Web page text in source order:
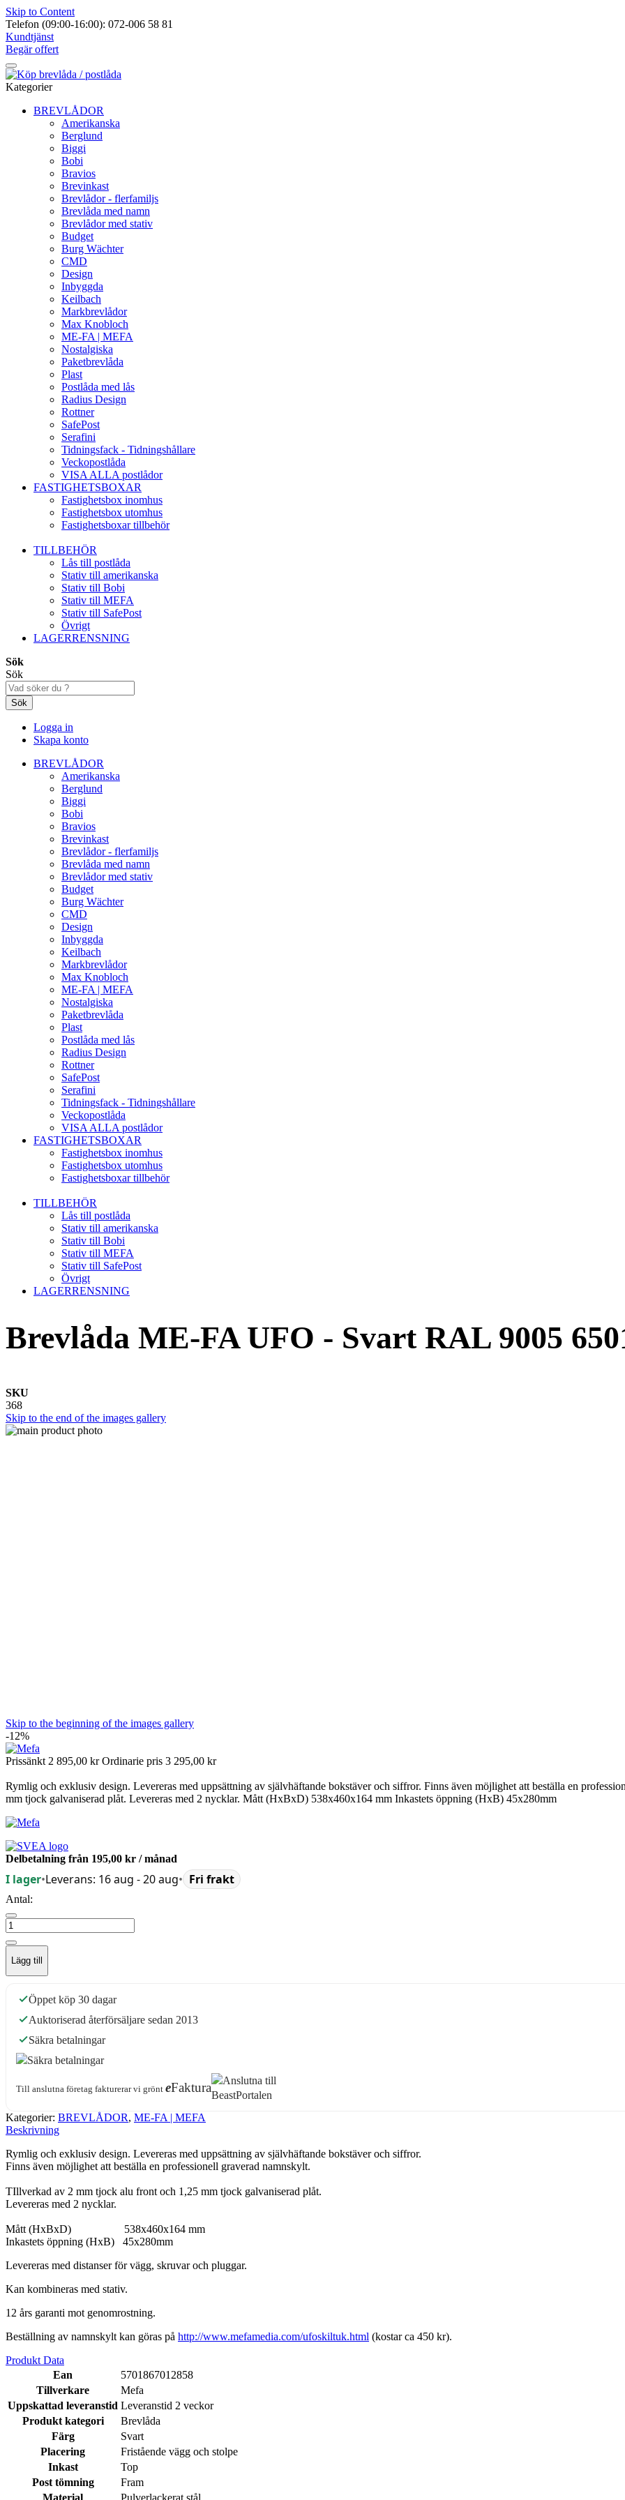
Skip to Content
Telefon (09:00-16:00): 072-006 58 81
Kundtjänst
Begär offert
Kategorier
BREVLÅDOR
Amerikanska
Berglund
Biggi
Bobi
Bravios
Brevinkast
Brevlådor - flerfamiljs
Brevlåda med namn
Brevlådor med stativ
Budget
Burg Wächter
CMD
Design
Inbyggda
Keilbach
Markbrevlådor
Max Knobloch
ME-FA | MEFA
Nostalgiska
Paketbrevlåda
Plast
Postlåda med lås
Radius Design
Rottner
SafePost
Serafini
Tidningsfack - Tidningshållare
Veckopostlåda
VISA ALLA postlådor
FASTIGHETSBOXAR
Fastighetsbox inomhus
Fastighetsbox utomhus
Fastighetsboxar tillbehör
TILLBEHÖR
Lås till postlåda
Stativ till amerikanska
Stativ till Bobi
Stativ till MEFA
Stativ till SafePost
Övrigt
LAGERRENSNING
Sök
Sök
Sök
Logga in
Skapa konto
BREVLÅDOR
Amerikanska
Berglund
Biggi
Bobi
Bravios
Brevinkast
Brevlådor - flerfamiljs
Brevlåda med namn
Brevlådor med stativ
Budget
Burg Wächter
CMD
Design
Inbyggda
Keilbach
Markbrevlådor
Max Knobloch
ME-FA | MEFA
Nostalgiska
Paketbrevlåda
Plast
Postlåda med lås
Radius Design
Rottner
SafePost
Serafini
Tidningsfack - Tidningshållare
Veckopostlåda
VISA ALLA postlådor
FASTIGHETSBOXAR
Fastighetsbox inomhus
Fastighetsbox utomhus
Fastighetsboxar tillbehör
TILLBEHÖR
Lås till postlåda
Stativ till amerikanska
Stativ till Bobi
Stativ till MEFA
Stativ till SafePost
Övrigt
LAGERRENSNING
Brevlåda ME-FA UFO - Svart RAL 9005
SKU
368
Skip to the end of the images gallery
Skip to the beginning of the images gallery
-12%
Prissänkt 2 895,00 kr Ordinarie pris 3 295,00 kr
Rymlig och exklusiv design. Levereras med uppsättning av självhäftande bokstäver och siffror. Finns även möjlighet att beställa en
mm tjock galvaniserad plåt. Levereras med 2 nycklar. Mått (HxBxD) 538x460x164 mm Inkastets öppning (HxB) 45x280mm
Delbetalning från 195,00 kr / månad
I lager•Leverans: 16 aug - 20 aug• Fri frakt
Antal:
Lägg till
Öppet köp 30 dagar
Auktoriserad återförsäljare sedan 2013
Säkra betalningar
Till anslutna företag fakturerar vi grönt eFaktura
Kategorier: BREVLÅDOR, ME-FA | MEFA
Beskrivning
Rymlig och exklusiv design. Levereras med uppsättning av självhäftande bokstäver och siffror.
Finns även möjlighet att beställa en professionell graverad namnskylt.
TIllverkad av 2 mm tjock alu front och 1,25 mm tjock galvaniserad plåt.
Levereras med 2 nycklar.
Mått (HxBxD) 538x460x164 mm
Inkastets öppning (HxB) 45x280mm
Levereras med distanser för vägg, skruvar och pluggar.
Kan kombineras med stativ.
12 års garanti mot genomrostning.
Beställning av namnskylt kan göras på http://www.mefamedia.com/ufoskiltuk.html (kostar ca 450 kr).
Produkt Data
Ean
5701867012858
Tillverkare
Mefa
Uppskattad leveranstid Leveranstid 2 veckor
Produkt kategori
Brevlåda
Färg
Svart
Placering
Fristående vägg och stolpe
Inkast
Top
Post tömning
Fram
Material
Pulverlackerat stål